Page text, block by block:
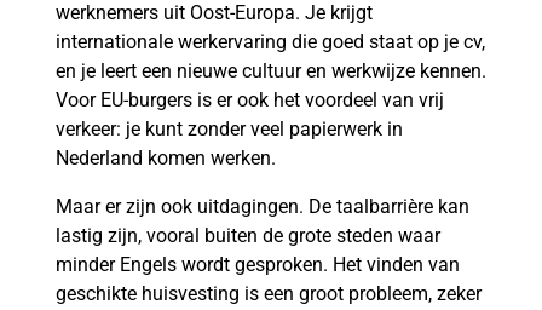
werknemers uit Oost-Europa. Je krijgt
internationale werkervaring die goed staat op je cv,
en je leert een nieuwe cultuur en werkwijze kennen.
Voor EU-burgers is er ook het voordeel van vrij
verkeer: je kunt zonder veel papierwerk in
Nederland komen werken.
Maar er zijn ook uitdagingen. De taalbarrière kan
lastig zijn, vooral buiten de grote steden waar
minder Engels wordt gesproken. Het vinden van
geschikte huisvesting is een groot probleem, zeker